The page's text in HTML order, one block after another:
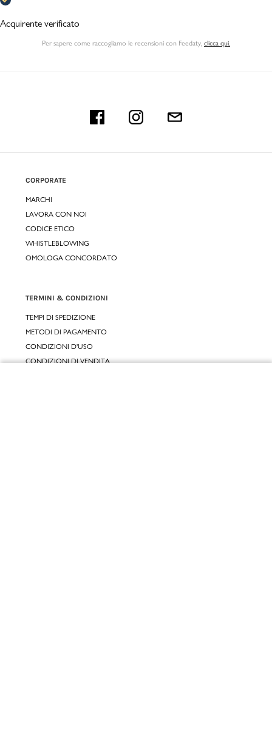
Acquirente verificato
Per sapere come raccogliamo le recensioni con Feedaty, clicca qui.
CORPORATE
MARCHI
LAVORA CON NOI
CODICE ETICO
WHISTLEBLOWING
OMOLOGA CONCORDATO
TERMINI & CONDIZIONI
TEMPI DI SPEDIZIONE
METODI DI PAGAMENTO
CONDIZIONI D'USO
CONDIZIONI DI VENDITA